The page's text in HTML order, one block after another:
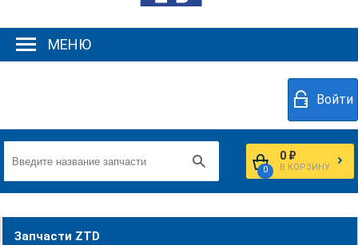
МЕНЮ
Войти
0
0 ₽
В КОРЗИНУ
Запчасти ZTD